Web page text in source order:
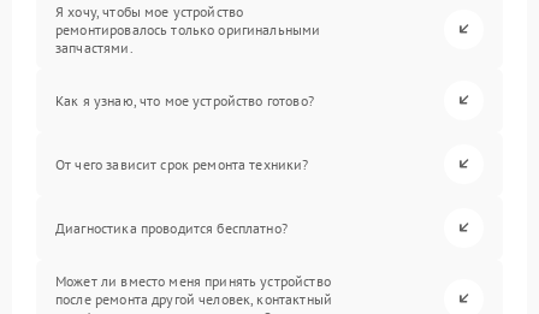
Я хочу, чтобы мое устройство
ремонтировалось только оригинальными
запчастями.
Как я узнаю, что мое устройство готово?
От чего зависит срок ремонта техники?
Диагностика проводится бесплатно?
Может ли вместо меня принять устройство
после ремонта другой человек, контактный